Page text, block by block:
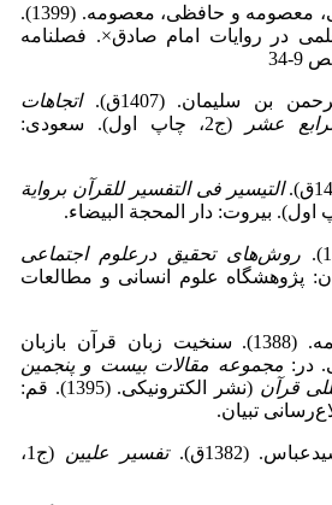
رفیعی، محسن؛ شریفی، معصومه و حافظی، معصومه. (1399).
در روایات امام صادق×. فصلنامه
‌بن ‌سلیمان. (1407ق).
اتجاهات
عشر
(ج2، چاپ اول). سعودی:
التیسیر فی التفسیر للقرآن بروایة
روش‌های تحقیق درعلوم اجتماعی
پژوهشگاه علوم انسانی و مطالعات
سلطان محمدی، فاطمه. (1388). سنخیت زبان قرآن بازبان
در: مجموعه مقالات بیست و پنجمین
قرآن
(نشر الکترونیکی. (1395). قم:
تبیان.
(1382ق). تفسیر علیین
(ج1،